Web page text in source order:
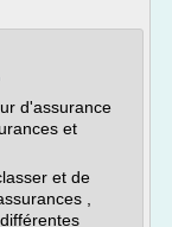
d'assurance
et
et de
,